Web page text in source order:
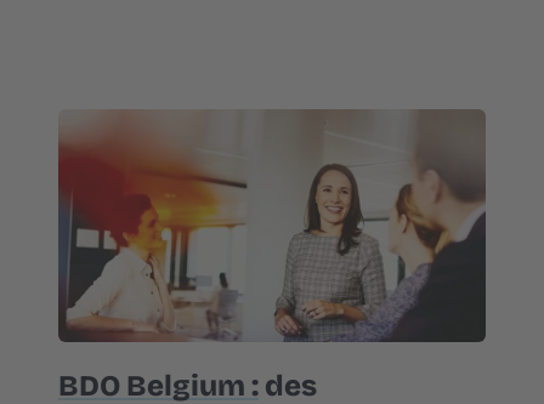
société a fait appel à ELAN Languages pour sous-
BDO Belgium : des